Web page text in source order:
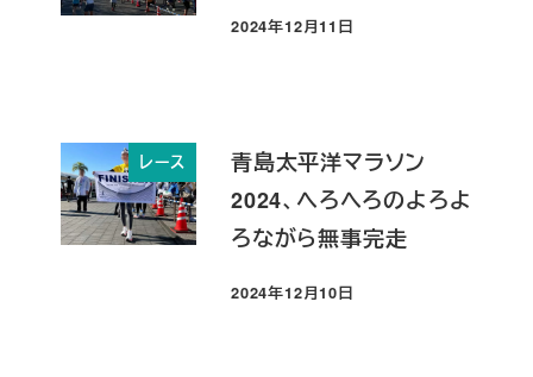
投稿日
2024年12月11日
レース
青島太平洋マラソン
2024、へろへろのよろよ
ろながら無事完走
投稿日
2024年12月10日